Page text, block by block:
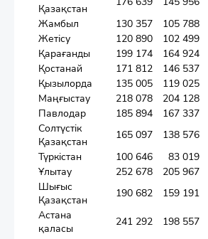
Қазақстан
Жамбыл
130 357 105 788
Жетісу
120 890 102 499
Қарағанды
199 174 164 924
Қостанай
171 812 146 537
Қызылорда
135 005 119 025
Маңғыстау
218 078 204 128
Павлодар
185 894 167 337
Солтүстік
Қазақстан
165 097 138 576
Түркістан
100 646 83 019
Ұлытау
252 678 205 967
Шығыс
Қазақстан
190 682 159 191
Астана
қаласы
241 292 198 557